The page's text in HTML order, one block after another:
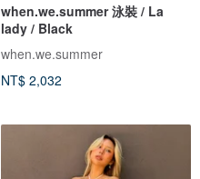
when.we.summer 泳裝 / La
lady / Black
when.we.summer
NT$ 2,032